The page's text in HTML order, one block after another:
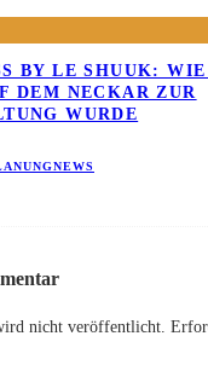
BY LE SHUUK: WIE
NECKAR ZUR K
WURDE
NEWS
nicht veröffentlicht.